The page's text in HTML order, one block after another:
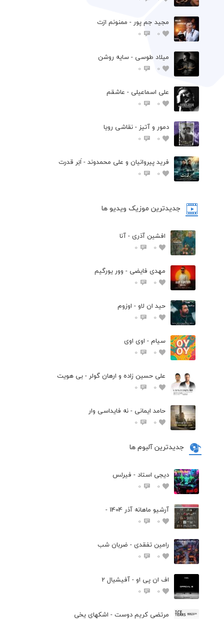
مجید جم پور - ممنونم ازت
0
0
میلاد طوسی - سایه روشن
0
0
علی اسماعیلی - عاشقم
0
0
دمور و آتیز - نقاشی رویا
0
0
فرید پیروانیان و علی محمدوند - اَبَر قدرت
0
0
جدیدترین موزیک ویدیو ها
افشین آذری - آنا
0
0
مهدی فایضی - وور یورگیم
0
0
حید ان لاو - اوزوم
0
0
سیام - اوی اوی
0
0
علی حسین زاده و ارهان گولر - بی هویت
0
0
حامد ایمانی - نه فایداسی وار
0
0
جدیدترین آلبوم ها
دیجی استاد - فیرلس
0
0
آرشیو ماهانه آذر 1404 -
0
0
رامین تفقدی - ضربان شب
0
0
اف ان پی او - آفیشیال 2
0
0
مرتضی کریم دوست - اشکهای یخی